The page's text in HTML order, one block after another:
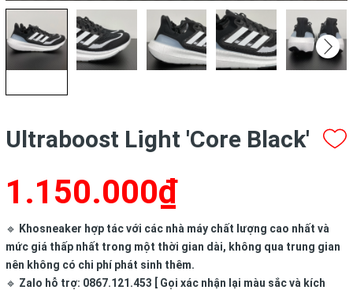
Ultraboost Light 'Core Black'
1.150.000₫
🔹 Khosneaker hợp tác với các nhà máy chất lượng cao nhất và
mức giá thấp nhất trong một thời gian dài, không qua trung gian
nên không có chi phí phát sinh thêm.
🔹 Zalo hỗ trợ: 0867.121.453 [ Gọi xác nhận lại màu sắc và kích